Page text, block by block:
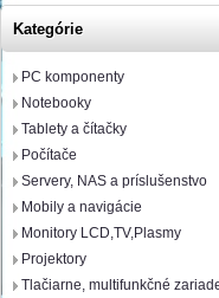
Kategórie
PC komponenty
Notebooky
Tablety a čítačky
Počítače
Servery, NAS a príslušenstvo
Mobily a navigácie
Monitory LCD,TV,Plasmy
Projektory
Tlačiarne, multifunkčné